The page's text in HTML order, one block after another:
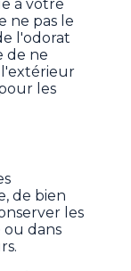
à votre
ne pas le
l'odorat
de ne
l'extérieur
les
de bien
les
dans